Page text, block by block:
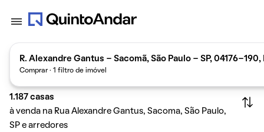
R. Alexandre Gantus - Sacomã, São Paulo - SP, 04176-190,
Comprar · 1 filtro de imóvel
1.187 casas
à venda na Rua Alexandre Gantus, Sacoma, São Paulo,
SP e arredores